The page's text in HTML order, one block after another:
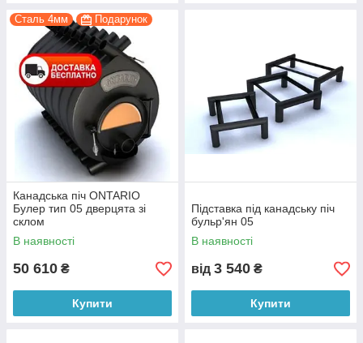
Сталь 4мм Подарунок
Канадська піч ONTARIO
Булер тип 05 дверцята зі
склом
В наявності
50 610 ₴
Купити
Підставка під канадську піч
бульр'ян 05
В наявності
від 3 540 ₴
Купити